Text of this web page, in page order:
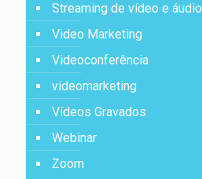
Streaming de vídeo e áudio
Video Marketing
Videoconferência
videomarketing
Vídeos Gravados
Webinar
Zoom